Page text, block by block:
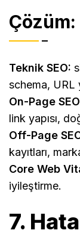
Çözüm:
Teknik SEO:
schema, URL
On-Page
link yapısı,
Off-Page
kayıtları,
Core Web
iyileştirme.
7.